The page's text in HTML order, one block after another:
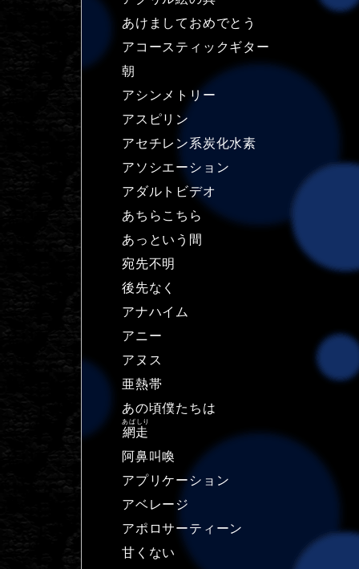
あけましておめでとう
アコースティックギター
朝
アシンメトリー
アスピリン
アセチレン系炭化水素
アソシエーション
アダルトビデオ
あちらこちら
あっという間
宛先不明
後先なく
アナハイム
アニー
アヌス
亜熱帯
あの頃僕たちは
網走
あばしり
阿鼻叫喚
アプリケーション
アベレージ
アポロサーティーン
甘くない